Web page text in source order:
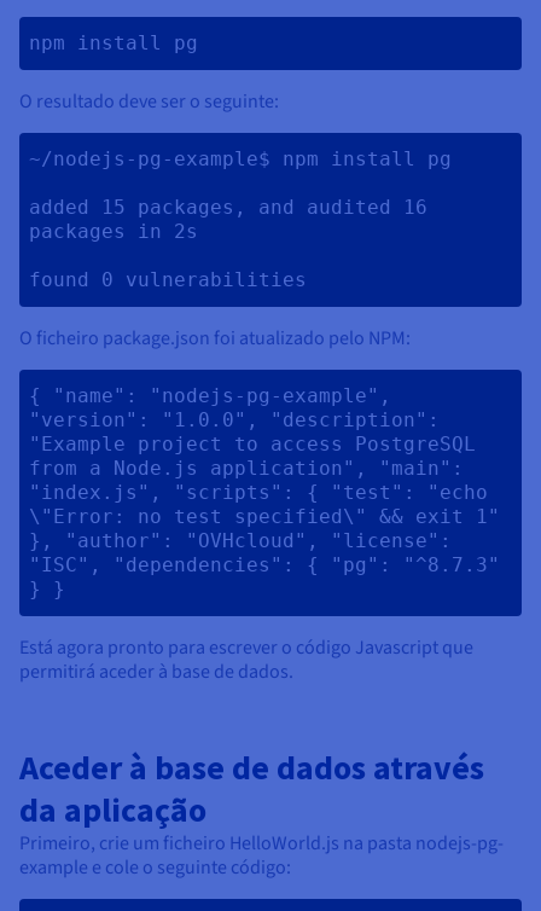
npm install pg
O resultado deve ser o seguinte:
~/nodejs-pg-example$ npm install pg
added 15 packages, and audited 16
packages in 2s
O ficheiro package.json foi atualizado pelo NPM:
{ "name": "nodejs-pg-example",
"version": "1.0.0", "description":
"Example project to access PostgreSQL
from a Node.js application", "main":
"index.js", "scripts": { "test": "echo
\"Error: no test specified\" && exit 1"
}, "author": "OVHcloud", "license":
"ISC", "dependencies": { "pg": "^8.7.3"
} }
Está agora pronto para escrever o código Javascript que
permitirá aceder à base de dados.
Aceder à base de dados através
da aplicação
Primeiro, crie um ficheiro HelloWorld.js na pasta nodejs-pg-
example e cole o seguinte código: